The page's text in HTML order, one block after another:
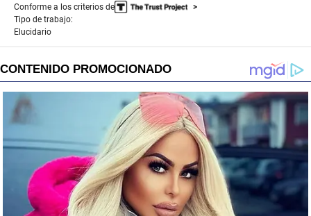
Conforme a los criterios de
Tipo de trabajo:
Elucidario